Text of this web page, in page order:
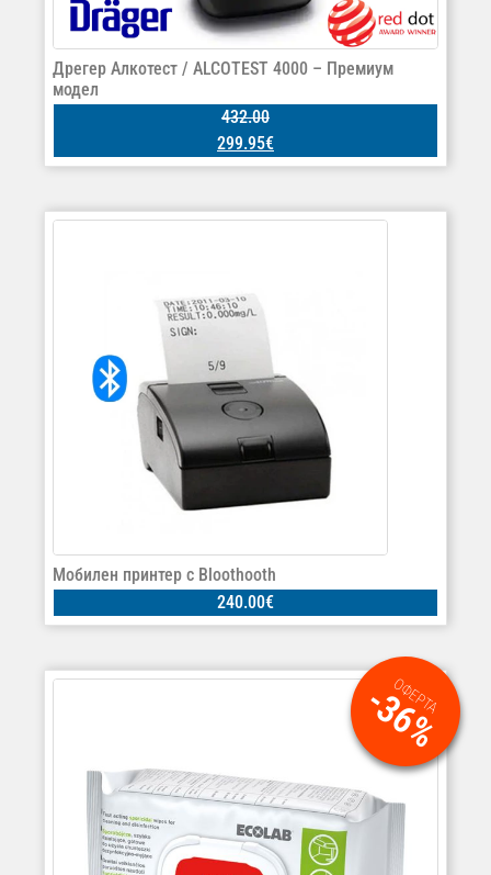
Дрегер Алкотест / ALCOTEST 4000 – Премиум
модел
432.00
299.95€
Мобилен принтер с Bloothooth
240.00€
ОФЕРТА
-36%